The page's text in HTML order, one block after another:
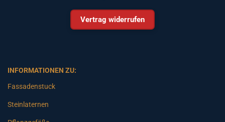
Vertrag widerrufen
INFORMATIONEN ZU:
Fassadenstuck
Steinlaternen